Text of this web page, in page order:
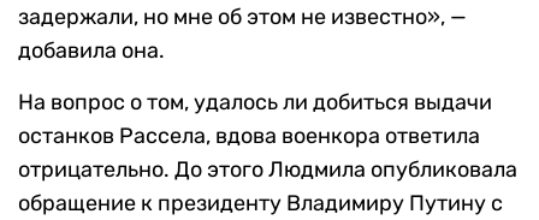
задержали, но мне об этом не известно», —
добавила она.
На вопрос о том, удалось ли добиться выдачи
останков Рассела, вдова военкора ответила
отрицательно. До этого Людмила опубликовала
обращение к президенту Владимиру Путину с